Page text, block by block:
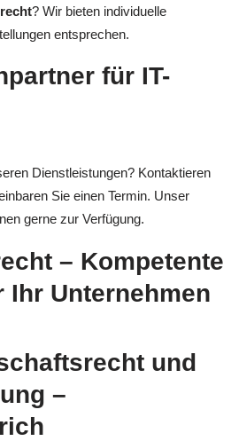
? Wir bieten individuelle
entsprechen.
für IT-
Dienstleistungen? Kontaktieren
Sie einen Termin. Unser
gerne zur Verfügung.
– Kompetente
Ihr Unternehmen
und
–